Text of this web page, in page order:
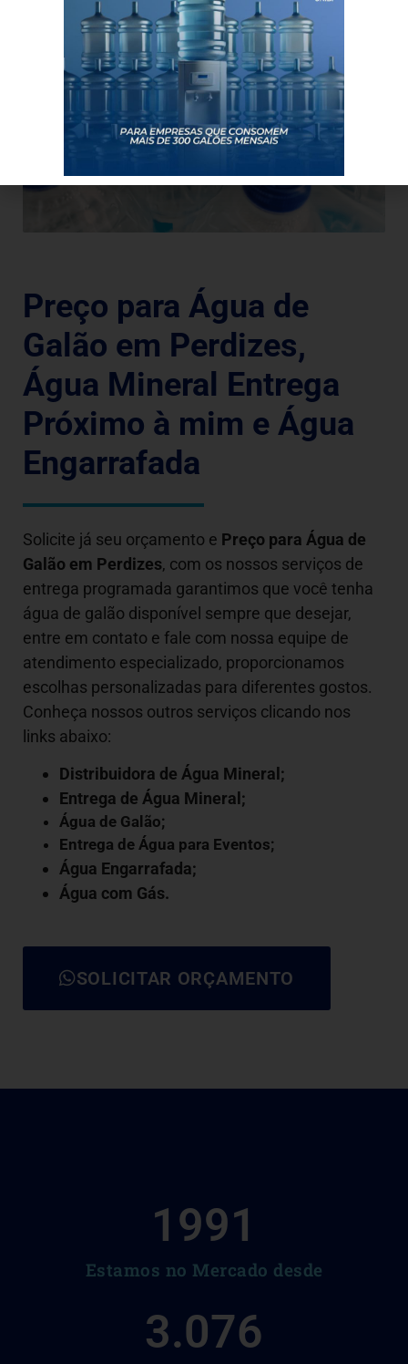
Preço para Água de
Galão em Perdizes,
Água Mineral Entrega
Próximo à mim e Água
Engarrafada
Solicite já seu orçamento e Preço para Água de
Galão em Perdizes, com os nossos serviços de
entrega programada garantimos que você tenha
água de galão disponível sempre que desejar,
entre em contato e fale com nossa equipe de
atendimento especializado, proporcionamos
escolhas personalizadas para diferentes gostos.
Conheça nossos outros serviços clicando nos
links abaixo:
Distribuidora de Água Mineral;
Entrega de Água Mineral;
Água de Galão;
Entrega de Água para Eventos;
Água Engarrafada;
Água com Gás.
SOLICITAR ORÇAMENTO
Estamos no Mercado desde
1991
3.076